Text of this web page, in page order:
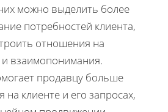
можно выделить более
потребностей клиента,
отношения на
взаимопонимания.
продавцу больше
на клиенте и его запросах,